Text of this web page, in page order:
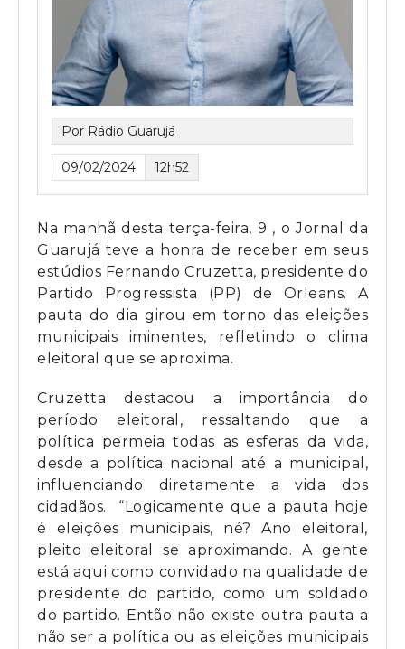
Por Rádio Guarujá
09/02/2024 12h52
Na manhã desta terça-feira, 9 , o Jornal da
Guarujá teve a honra de receber em seus
estúdios Fernando Cruzetta, presidente do
Partido Progressista (PP) de Orleans. A
pauta do dia girou em torno das eleições
municipais iminentes, refletindo o clima
eleitoral que se aproxima.
Cruzetta destacou a importância do
período eleitoral, ressaltando que a
política permeia todas as esferas da vida,
desde a política nacional até a municipal,
influenciando diretamente a vida dos
cidadãos. “Logicamente que a pauta hoje
é eleições municipais, né? Ano eleitoral,
pleito eleitoral se aproximando. A gente
está aqui como convidado na qualidade de
presidente do partido, como um soldado
do partido. Então não existe outra pauta a
não ser a política ou as eleições municipais